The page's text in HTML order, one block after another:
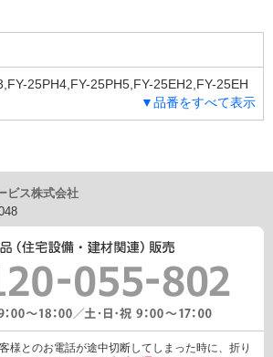
25PH4,FY-25PH5,FY-25EH2,FY-25EH
25YH2,FY-25YH3,FY-25YH4
▼品番をすべて表示
ビス株式会社
様とのお電話が途中切断してしまった時に、折り